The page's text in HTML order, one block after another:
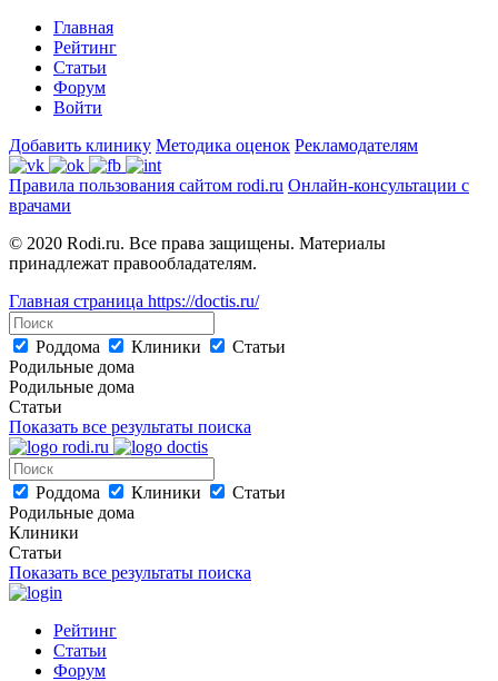
Главная
Рейтинг
Статьи
Форум
Войти
Добавить клинику Методика оценок Рекламодателям
Правила пользования сайтом rodi.ru Онлайн-консультации с
врачами
© 2020 Rodi.ru. Все права защищены. Материалы
принадлежат правообладателям.
Главная страница https://doctis.ru/
Роддома Клиники
Статьи
Родильные дома
Родильные дома
Статьи
Показать все результаты поиска
Роддома Клиники
Статьи
Родильные дома
Клиники
Статьи
Показать все результаты поиска
Рейтинг
Статьи
Форум